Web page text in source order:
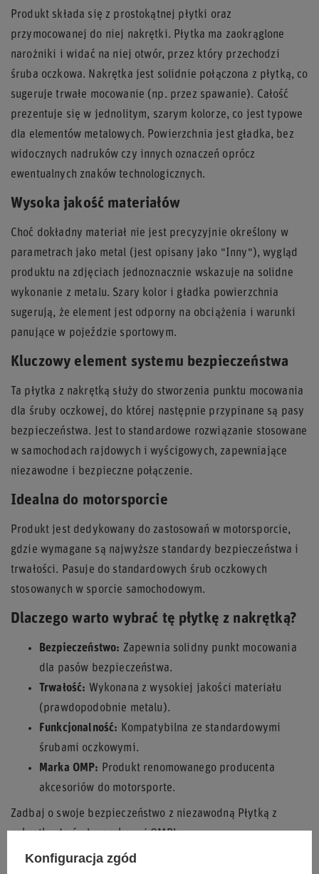
Produkt składa się z prostokątnej płytki oraz
przymocowanej do niej nakrętki. Płytka ma zaokrąglone
narożniki i widać na niej otwór, przez który przechodzi
śruba oczkowa. Nakrętka jest solidnie połączona z płytką, co
sugeruje trwałe mocowanie (np. przez spawanie). Całość
prezentuje się w jednolitym, szarym kolorze, co jest typowe
dla elementów metalowych. Powierzchnia jest gładka, bez
widocznych nadruków czy innych oznaczeń oprócz
ewentualnych znaków technologicznych.
Wysoka jakość materiałów
Choć dokładny materiał nie jest precyzyjnie określony w
parametrach jako metal (jest opisany jako "Inny"), wygląd
produktu na zdjęciach jednoznacznie wskazuje na solidne
wykonanie z metalu. Szary kolor i gładka powierzchnia
sugerują, że element jest odporny na obciążenia i warunki
panujące w pojeździe sportowym.
Kluczowy element systemu bezpieczeństwa
Ta płytka z nakrętką służy do stworzenia punktu mocowania
dla śruby oczkowej, do której następnie przypinane są pasy
bezpieczeństwa. Jest to standardowe rozwiązanie stosowane
w samochodach rajdowych i wyścigowych, zapewniające
niezawodne i bezpieczne połączenie.
Idealna do motorsporcie
Produkt jest dedykowany do zastosowań w motorsporcie,
gdzie wymagane są najwyższe standardy bezpieczeństwa i
trwałości. Pasuje do standardowych śrub oczkowych
stosowanych w sporcie samochodowym.
Dlaczego warto wybrać tę płytkę z nakrętką?
Bezpieczeństwo: Zapewnia solidny punkt mocowania
dla pasów bezpieczeństwa.
Trwałość: Wykonana z wysokiej jakości materiału
(prawdopodobnie metalu).
Funkcjonalność: Kompatybilna ze standardowymi
śrubami oczkowymi.
Marka OMP: Produkt renomowanego producenta
akcesoriów do motorsporte.
Zadbaj o swoje bezpieczeństwo z niezawodną Płytką z
nakrętką do śruby oczkowej OMP!
Konfiguracja zgód